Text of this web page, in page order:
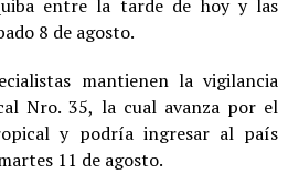
entre la tarde de hoy y las
8 de agosto.
mantienen la vigilancia
Nro. 35, la cual avanza por el
y podría ingresar al país
11 de agosto.